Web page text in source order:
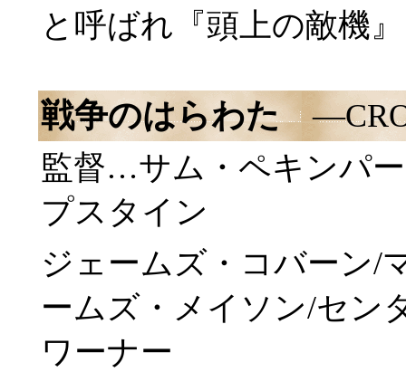
と呼ばれ『頭上の敵機
戦争のはらわた
監督…サム・ペキンパ
プスタイン
ジェームズ・コバーン/
ームズ・メイソン/セン
ワーナー